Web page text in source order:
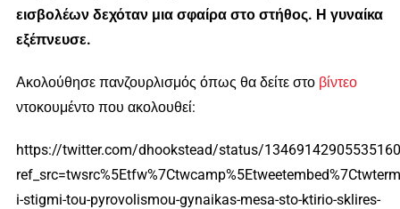
εισβολέων δεχόταν μια σφαίρα στο στήθος. Η γυναίκα
εξέπνευσε.
Ακολούθησε πανζουρλισμός όπως θα δείτε στο βίντεο
ντοκουμέντο που ακολουθεί:
https://twitter.com/dhookstead/status/
i-stigmi-tou-pyrovolismou-gynaikas-mesa-sto-ktirio-sklires-